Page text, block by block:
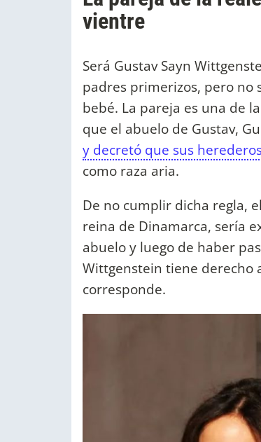
vientre
Será Gustav Sayn
padres primerizos, pero no
bebé. La pareja es una de
que el abuelo de Gustav,
y decretó que sus
como raza aria.
De no cumplir dicha regla,
reina de Dinamarca, sería
abuelo y luego de haber
Wittgenstein tiene derecho
corresponde.